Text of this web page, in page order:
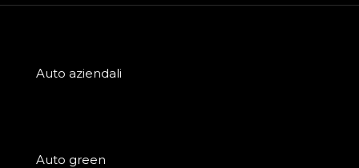
Auto aziendali
Auto green